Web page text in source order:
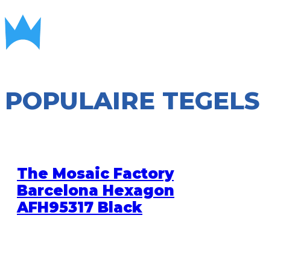
POPULAIRE TEGELS
The Mosaic Factory
Barcelona Hexagon
AFH95317 Black